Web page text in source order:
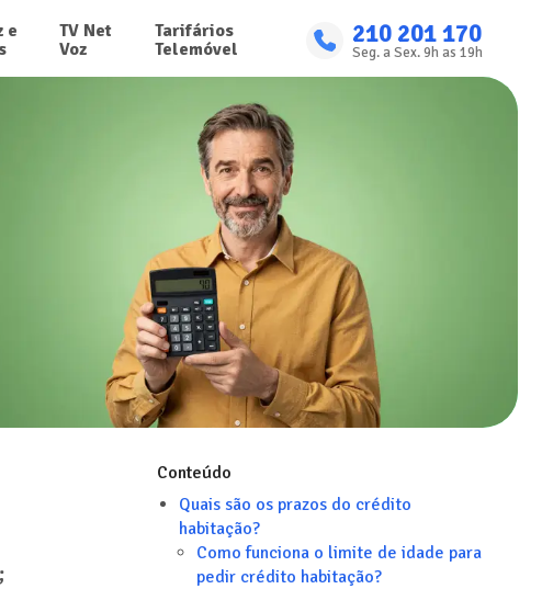
e
TV Net
Voz
Tarifários
Telemóvel
210 201 170
Seg. a Sex. 9h as 19h
Conteúdo
Quais são os prazos do crédito
habitação?
Como funciona o limite de idade para
pedir crédito habitação?